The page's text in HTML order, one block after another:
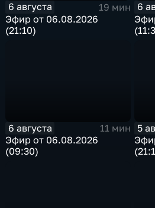
6 августа
19 мин
Эфир от 06.08.2026
(21:10)
6
6 августа
11 мин
Эфир от 06.08.2026
(09:30)
5